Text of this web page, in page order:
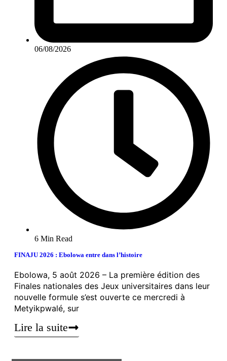
06/08/2026
6 Min Read
FINAJU 2026 : Ebolowa entre dans l’histoire
Ebolowa, 5 août 2026 – La première édition des
Finales nationales des Jeux universitaires dans leur
nouvelle formule s’est ouverte ce mercredi à
Metyikpwalé, sur
Lire la suite